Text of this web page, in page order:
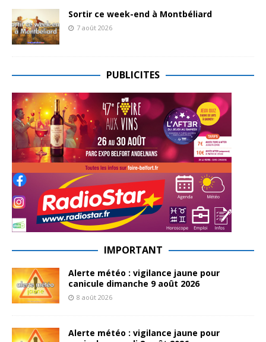
Sortir ce week-end à Montbéliard
7 août 2026
PUBLICITES
IMPORTANT
Alerte météo : vigilance jaune pour
canicule dimanche 9 août 2026
8 août 2026
Alerte météo : vigilance jaune pour